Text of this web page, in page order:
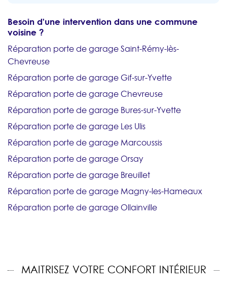
Besoin d'une intervention dans une commune
voisine ?
Réparation porte de garage Saint-Rémy-lès-
Chevreuse
Réparation porte de garage Gif-sur-Yvette
Réparation porte de garage Chevreuse
Réparation porte de garage Bures-sur-Yvette
Réparation porte de garage Les Ulis
Réparation porte de garage Marcoussis
Réparation porte de garage Orsay
Réparation porte de garage Breuillet
Réparation porte de garage Magny-les-Hameaux
Réparation porte de garage Ollainville
MAITRISEZ VOTRE CONFORT INTÉRIEUR